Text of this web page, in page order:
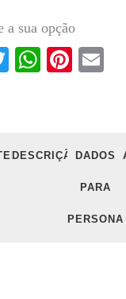
a sua opção
Twitter
DESCRIÇÃODADOS
PARA